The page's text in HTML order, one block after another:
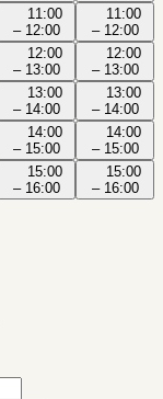
11:00
– 12:00
12:00
– 13:00
13:00
– 14:00
14:00
– 15:00
15:00
– 16:00
11:00
– 12:00
12:00
– 13:00
13:00
– 14:00
14:00
– 15:00
15:00
– 16:00